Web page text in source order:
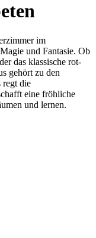
im
und Fantasie. Ob
das klassische rot-
gehört zu den
regt die
eine fröhliche
und lernen.